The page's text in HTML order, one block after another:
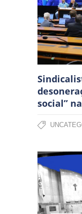
social”